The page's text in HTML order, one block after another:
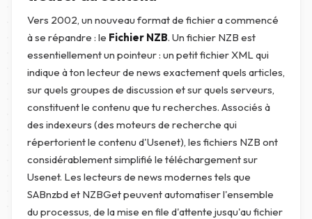
Vers 2002, un nouveau format de fichier a commencé
à se répandre : le Fichier NZB. Un fichier NZB est
essentiellement un pointeur : un petit fichier XML qui
indique à ton lecteur de news exactement quels articles,
sur quels groupes de discussion et sur quels serveurs,
constituent le contenu que tu recherches. Associés à
des indexeurs (des moteurs de recherche qui
répertorient le contenu d'Usenet), les fichiers NZB ont
considérablement simplifié le téléchargement sur
Usenet. Les lecteurs de news modernes tels que
SABnzbd et NZBGet peuvent automatiser l'ensemble
du processus, de la mise en file d'attente jusqu'au fichier